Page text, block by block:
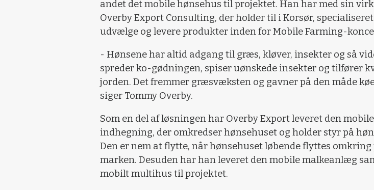
andet det mobile hønsehus til projektet. Han har med sin
Overby Export Consulting, der holder til i Korsør,
udvælge og levere produkter inden for Mobile Farming-
- Hønsene har altid adgang til græs, kløver, insekter og så
spreder ko-gødningen, spiser uønskede insekter og tilfører
jorden. Det fremmer græsvæksten og gavner på den måde
siger Tommy Overby.
Som en del af løsningen har Overby Export leveret den mobile
indhegning, der omkredser hønsehuset og holder styr på
Den er nem at flytte, når hønsehuset løbende flyttes omkring
marken. Desuden har han leveret den mobile malkeanlæg
mobilt multihus til projektet.